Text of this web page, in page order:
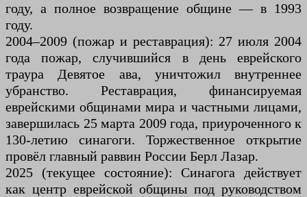
году, а полное возвращение общине — в 1993
году.
2004–2009 (пожар и реставрация): 27 июля 2004
года пожар, случившийся в день еврейского
траура Девятое ава, уничтожил внутреннее
убранство. Реставрация, финансируемая
еврейскими общинами мира и частными лицами,
завершилась 25 марта 2009 года, приуроченного к
130-летию синагоги. Торжественное открытие
провёл главный раввин России Берл Лазар.
2025 (текущее состояние): Синагога действует
как центр еврейской общины под руководством